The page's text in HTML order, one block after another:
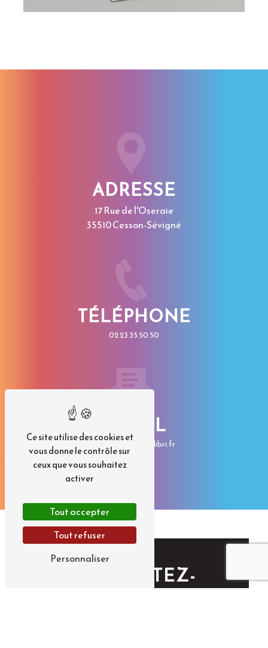
ADRESSE
17 Rue de l'Oseraie
35510 Cesson-Sévigné
TÉLÉPHONE
02 23 35 50 50
E-MAIL
contact@imp-colibri.fr
CONTACTEZ-
NOUS
Ce site utilise des cookies et
vous donne le contrôle sur
ceux que vous souhaitez
activer
Tout accepter
Tout refuser
Personnaliser